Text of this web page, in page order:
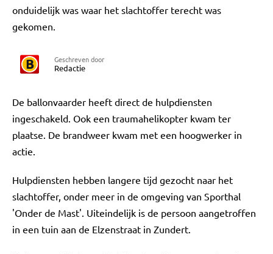
onduidelijk was waar het slachtoffer terecht was
gekomen.
Geschreven door
Redactie
De ballonvaarder heeft direct de hulpdiensten
ingeschakeld. Ook een traumahelikopter kwam ter
plaatse. De brandweer kwam met een hoogwerker in
actie.
Hulpdiensten hebben langere tijd gezocht naar het
slachtoffer, onder meer in de omgeving van Sporthal
'Onder de Mast'. Uiteindelijk is de persoon aangetroffen
in een tuin aan de Elzenstraat in Zundert.